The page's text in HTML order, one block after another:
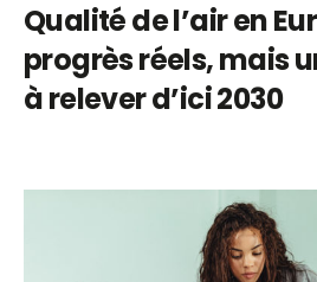
Qualité de l’air en
progrès réels, mais
à relever d’ici 2030